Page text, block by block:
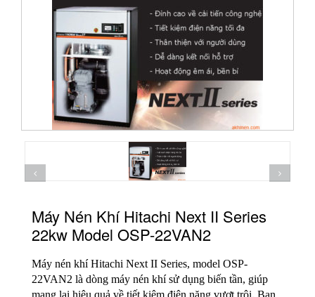
Máy Nén Khí Hitachi Next II Series
22kw Model OSP-22VAN2
Máy nén khí Hitachi Next II Series, model OSP-
22VAN2 là dòng máy nén khí sử dụng biến tần, giúp
mang lại hiệu quả về tiết kiệm điện năng vượt trội. Bạn